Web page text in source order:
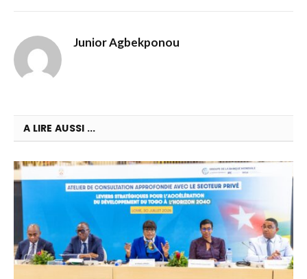
Junior Agbekponou
A LIRE AUSSI ...